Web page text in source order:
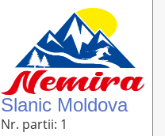
Slanic Moldova
Nr. partii: 1